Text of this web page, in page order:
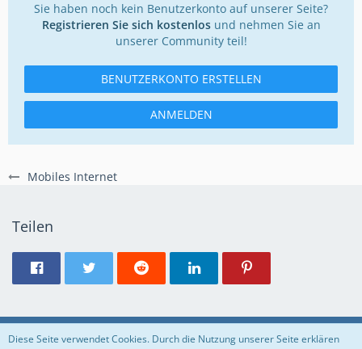
Mobiles Internet
Sie haben noch kein Benutzerkonto auf unserer Seite?
Registrieren Sie sich kostenlosund nehmen Sie an
unserer Community teil!
BENUTZERKONTO ERSTELLEN
ANMELDEN
Teilen
Regeln Datenschutzerklärung Impressum
Diese Seite verwendet Cookies. Durch die Nutzung unserer Seite erklären